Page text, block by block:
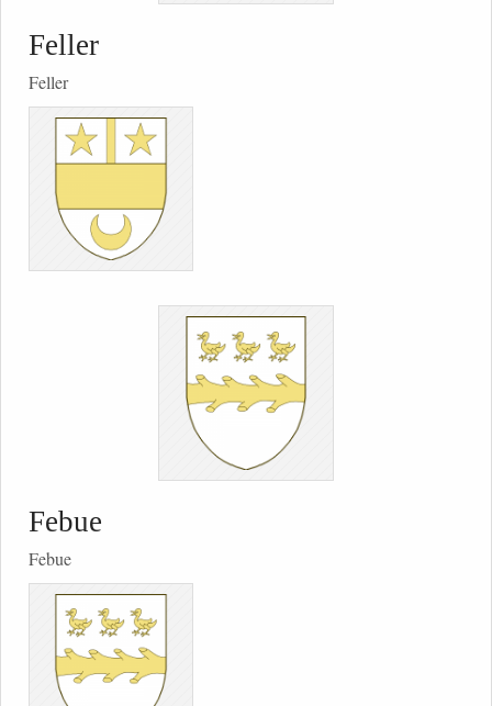
Feller
Feller
Febue
Febue